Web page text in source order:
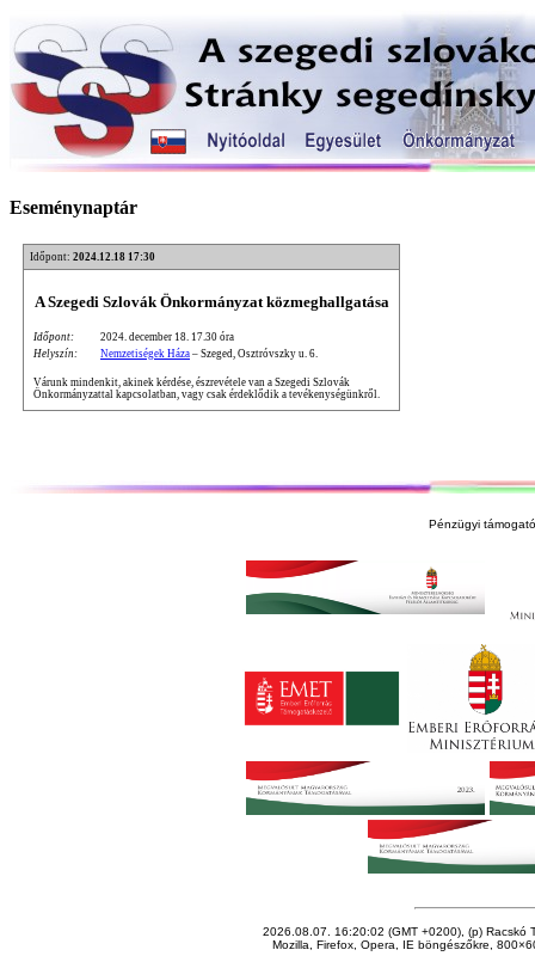
Eseménynaptár
Időpont: 2024.12.18 17:30
A Szegedi Szlovák Önkormányzat közmeghallgatása
Időpont:
2024. december 18. 17.30 óra
Helyszín:
Nemzetiségek Háza – Szeged, Osztróvszky u. 6.
Várunk mindenkit, akinek kérdése, észrevétele van a Szegedi Szlovák
Önkormányzattal kapcsolatban, vagy csak érdeklődik a tevékenységünkről.
Pénzügyi
2026.08.07. 16:20:02 (GMT +0200), (p) Racskó
Mozilla, Firefox, Opera, IE böngészőkre,